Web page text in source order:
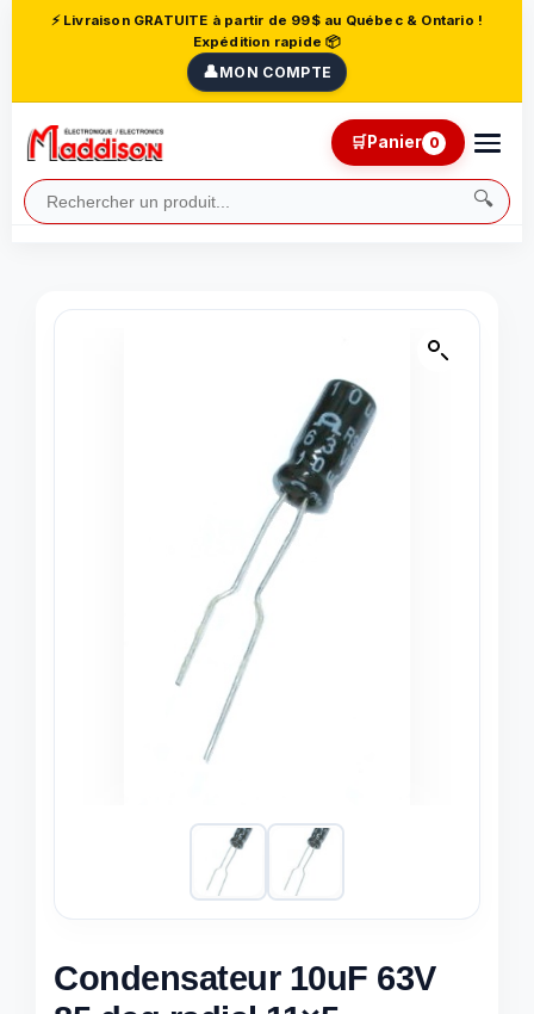
⚡ Livraison GRATUITE à partir de 99$ au Québec & Ontario !
Expédition rapide 📦
👤MON COMPTE
🔍
🛒Panier 0
Condensateur 10uF 63V